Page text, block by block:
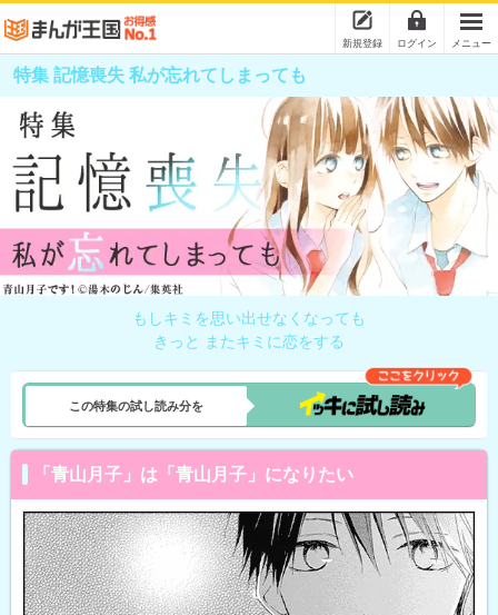
新規登録 ログイン メニュー
特集 記憶喪失 私が忘れてしまっても
もしキミを思い出せなくなっても
きっと またキミに恋をする
この特集の試し読み分を
「青山月子」は「青山月子」になりたい